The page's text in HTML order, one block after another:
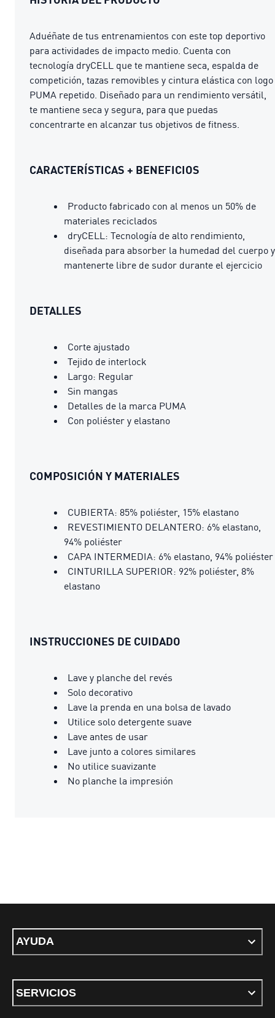
Aduéñate de tus entrenamientos con este top deportivo
para actividades de impacto medio. Cuenta con
tecnología dryCELL que te mantiene seca, espalda de
competición, tazas removibles y cintura elástica con logo
PUMA repetido. Diseñado para un rendimiento versátil,
te mantiene seca y segura, para que puedas
concentrarte en alcanzar tus objetivos de fitness.
CARACTERÍSTICAS + BENEFICIOS
Producto fabricado con al menos un 50% de
materiales reciclados
dryCELL: Tecnología de alto rendimiento,
diseñada para absorber la humedad del cuerpo y
mantenerte libre de sudor durante el ejercicio
DETALLES
Corte ajustado
Tejido de interlock
Largo: Regular
Sin mangas
Detalles de la marca PUMA
Con poliéster y elastano
COMPOSICIÓN Y MATERIALES
CUBIERTA: 85% poliéster, 15% elastano
REVESTIMIENTO DELANTERO: 6% elastano,
94% poliéster
CAPA INTERMEDIA: 6% elastano, 94% poliéster
CINTURILLA SUPERIOR: 92% poliéster, 8%
elastano
INSTRUCCIONES DE CUIDADO
Lave y planche del revés
Solo decorativo
Lave la prenda en una bolsa de lavado
Utilice solo detergente suave
Lave antes de usar
Lave junto a colores similares
No utilice suavizante
No planche la impresión
AYUDA
SERVICIOS